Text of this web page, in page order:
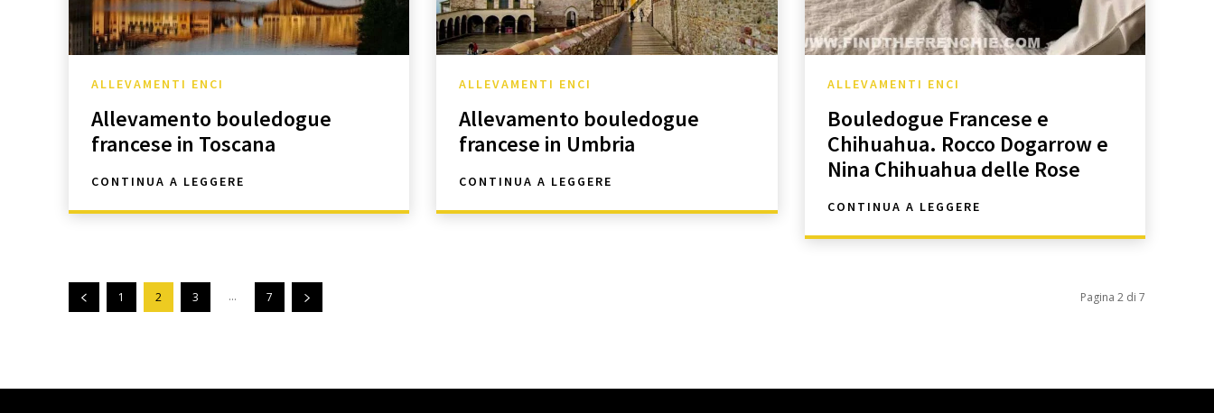
ALLEVAMENTI ENCI
Allevamento bouledogue
francese in Toscana
CONTINUA A LEGGERE
ALLEVAMENTI ENCI
Allevamento bouledogue
francese in Umbria
CONTINUA A LEGGERE
ALLEVAMENTI ENCI
Bouledogue Francese e
Chihuahua. Rocco Dogarrow e
Nina Chihuahua delle Rose
CONTINUA A LEGGERE
1 2 3 ... 7 Pagina 2 di 7